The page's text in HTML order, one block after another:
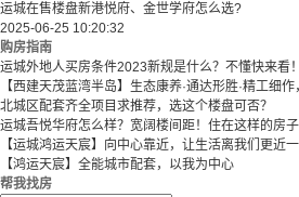
运城在售楼盘新港悦府、金世学府怎么选?
2025-06-25 10:20:32
购房指南
运城外地人买房条件2023新规是什么？不懂快来看！
【西建天茂蓝湾半岛】生态康养·通达形胜·精工细
北城区配套齐全项目求推荐，选这个楼盘可否？
运城吾悦华府怎么样？宽阔楼间距！住在这样的房子
【运城鸿运天宸】向中心靠近，让生活离我们更近
【鸿运天宸】全能城市配套，以我为中心
帮我找房